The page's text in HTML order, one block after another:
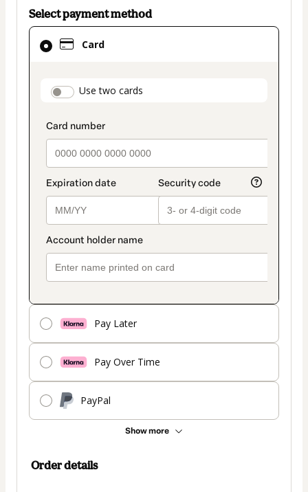
Select payment method
Card
payment_data.section_title_v2
Use two cards
Pay Later
Pay Over Time
PayPal
Show more
Card
selected
method
Order details